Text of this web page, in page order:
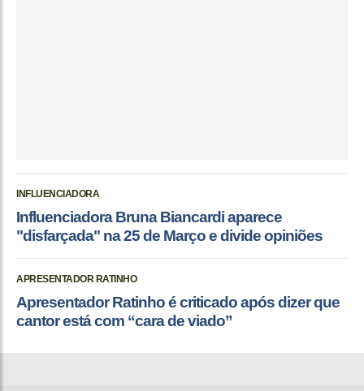
INFLUENCIADORA
Influenciadora Bruna Biancardi aparece
"disfarçada" na 25 de Março e divide opiniões
APRESENTADOR RATINHO
Apresentador Ratinho é criticado após dizer que
cantor está com “cara de viado”